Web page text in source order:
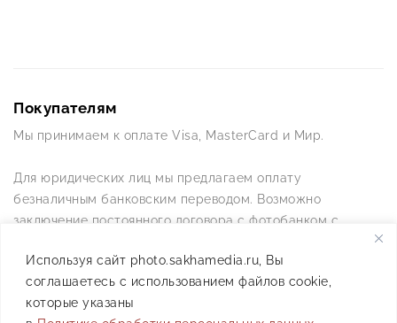
Используя сайт photo.sakhamedia.ru, Вы
соглашаетесь с использованием файлов cookie,
которые указаны
Покупателям
Мы принимаем к оплате Visa, MasterCard и Мир.
Для юридических лиц мы предлагаем оплату
безналичным банковским переводом. Возможно
заключение постоянного договора с фотобанком с
Позвоните нам по телефону +7(4112) 42-09-42 — и мы
ответим на все ваши вопросы